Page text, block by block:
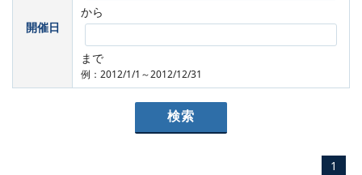
開催日
から
まで
例：2012/1/1～2012/12/31
1